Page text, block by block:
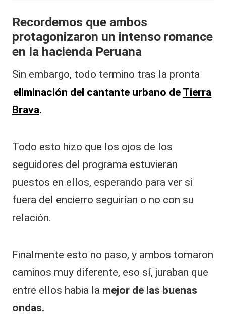
y
s,
T
V
y
R
d
e
s
|
L
C
V
C
Recordemos que ambos
protagonizaron un intenso romance
en la hacienda Peruana
Sin embargo, todo termino tras la pronta
eliminación del cantante urbano de Tierra
Brava.
Todo esto hizo que los ojos de los
seguidores del programa estuvieran
puestos en ellos, esperando para ver si
fuera del encierro seguirían o no con su
relación.
Finalmente esto no paso, y ambos tomaron
caminos muy diferente, eso sí, juraban que
entre ellos habia la mejor de las buenas
ondas.